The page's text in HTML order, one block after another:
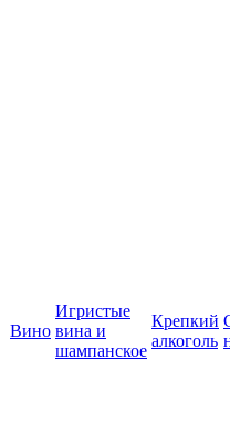
Вино
Игристые
вина и
шампанское
Крепкий
алкоголь